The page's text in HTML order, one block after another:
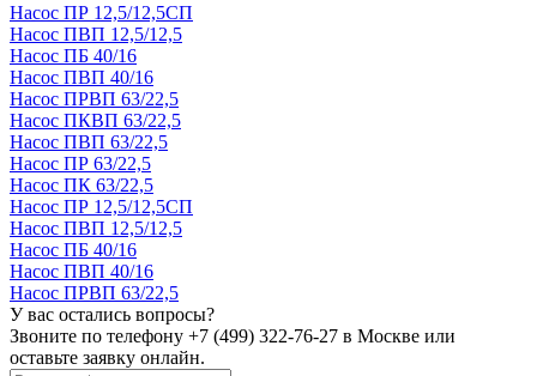
Насос ПР 12,5/12,5СП
Насос ПВП 12,5/12,5
Насос ПБ 40/16
Насос ПВП 40/16
Насос ПРВП 63/22,5
Насос ПКВП 63/22,5
Насос ПВП 63/22,5
Насос ПР 63/22,5
Насос ПК 63/22,5
Насос ПР 12,5/12,5СП
Насос ПВП 12,5/12,5
Насос ПБ 40/16
Насос ПВП 40/16
Насос ПРВП 63/22,5
У вас остались вопросы?
Звоните по телефону +7 (499) 322-76-27 в Москве или
оставьте заявку онлайн.